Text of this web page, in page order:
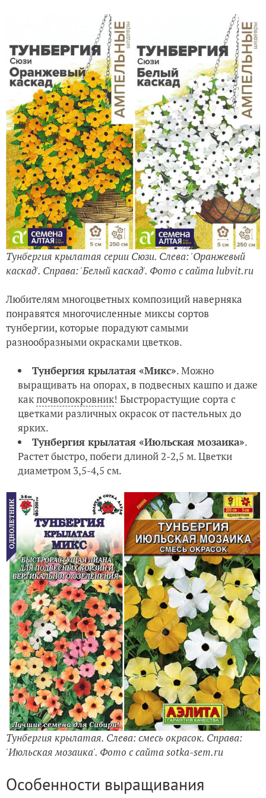
Тунбергия крылатая серии Сюзи. Слева: 'Оранжевый
каскад'. Справа: 'Белый каскад'. Фото с сайта lubvit.ru
Любителям многоцветных композиций наверняка
понравятся многочисленные миксы сортов
тунбергии, которые порадуют самыми
разнообразными окрасками цветков.
Тунбергия крылатая «Микс». Можно
выращивать на опорах, в подвесных кашпо и даже
какпочвопокровник! Быстрорастущие сорта с
цветками различных окрасок от пастельных до
ярких.
Тунбергия крылатая «Июльская мозаика».
Растет быстро, побеги длиной 2-2,5 м. Цветки
диаметром 3,5-4,5 см.
Тунбергия крылатая. Слева: смесь окрасок. Справа:
'Июльская мозаика'. Фото с сайта sotka-sem.ru
Особенности выращивания